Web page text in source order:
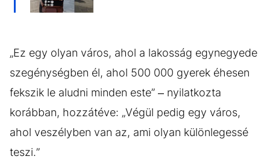
„Ez egy olyan város, ahol a lakosság egynegyede
szegénységben él, ahol 500 000 gyerek éhesen
fekszik le aludni minden este” – nyilatkozta
korábban, hozzátéve: „Végül pedig egy város,
ahol veszélyben van az, ami olyan különlegessé
teszi.”